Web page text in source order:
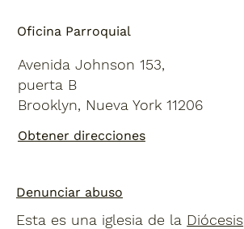
Oficina Parroquial
Avenida Johnson 153,
puerta B
Brooklyn, Nueva York 11206
Obtener direcciones
Esta es una iglesia de la Diócesis
Denunciar abuso